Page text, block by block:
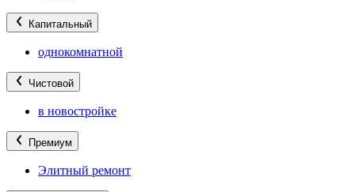
Капитальный
однокомнатной
Чистовой
в новостройке
Премиум
Элитный ремонт